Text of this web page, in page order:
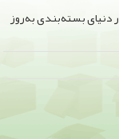
دنیای بسته‌بندی به‌روز